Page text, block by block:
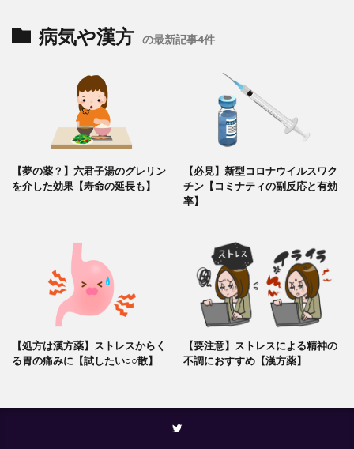
病気や漢方 の最新記事4件
【夢の薬？】六君子湯のグレリン
を介した効果【寿命の延長も】
【必見】新型コロナウイルスワク
チン【コミナティの副反応と有効
率】
【処方は漢方薬】ストレスからく
る胃の痛みに【試したい○○散】
【要注意】ストレスによる精神の
不調におすすめ【漢方薬】